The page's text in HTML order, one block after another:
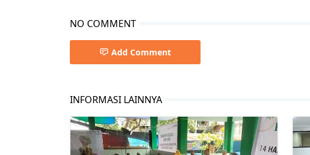
NO COMMENT
Add Comment
INFORMASI LAINNYA